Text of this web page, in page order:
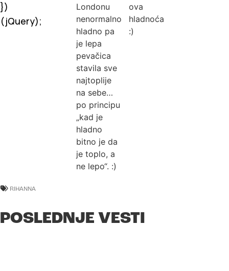
})
(jQuery);
Londonu
nenormalno
hladno pa
je lepa
pevačica
stavila sve
najtoplije
na sebe…
po principu
„kad je
hladno
bitno je da
je toplo, a
ne lepo“. :)
ova
hladnoća
:)
RIHANNA
POSLEDNJE VESTI